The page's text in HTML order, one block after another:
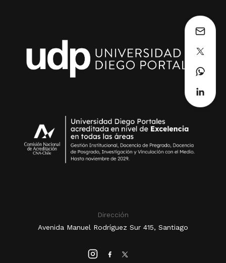
Dirección
Avenida Manuel Rodríguez Sur 415, Santiago